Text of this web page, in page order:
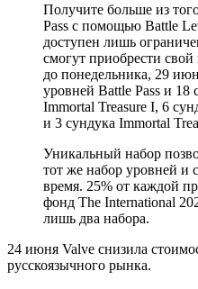
Получите больше из
Pass с помощью Battle
доступен лишь
смогут приобрести
до понедельника, 29
уровней Battle Pass и
Immortal Treasure I, 6
и 3 сундука Immortal
Уникальный набор
тот же набор уровней и
время. 25% от каждой
фонд The International
лишь два набора.
24 июня Valve снизила
русскоязычного рынка.